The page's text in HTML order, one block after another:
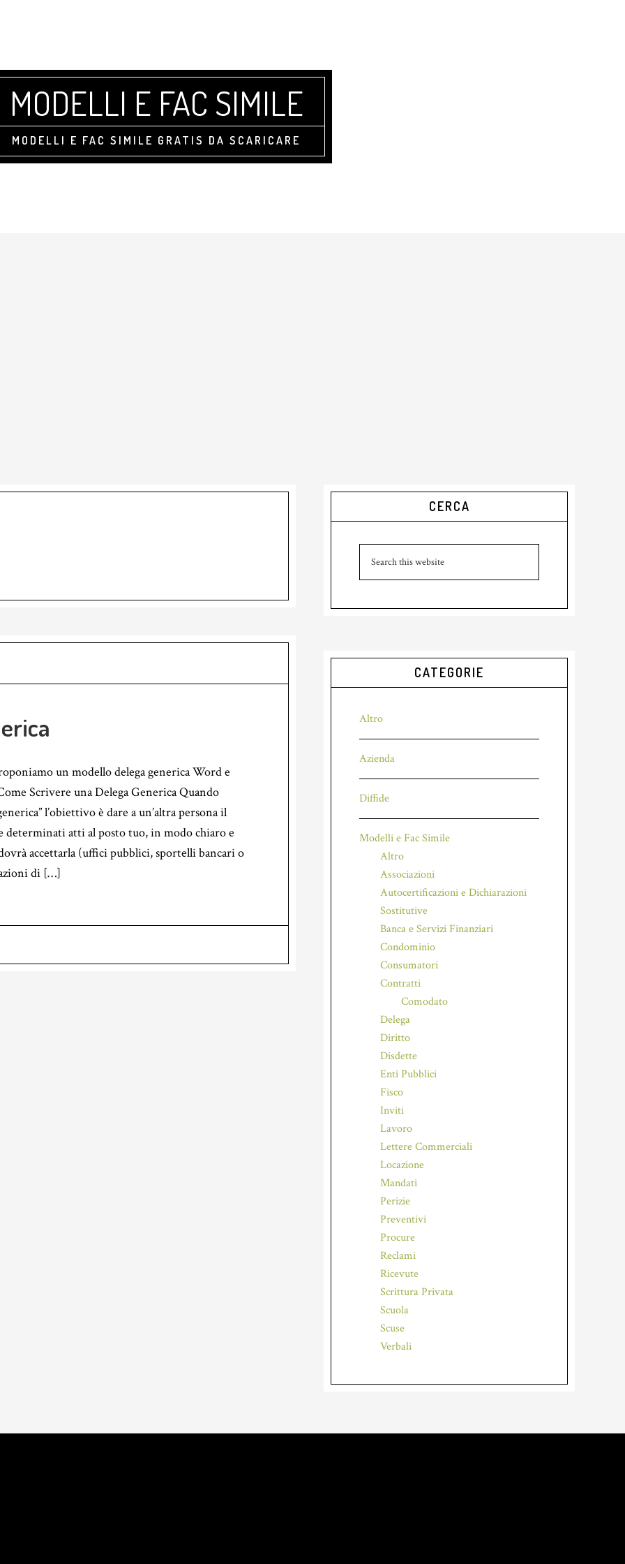
MODELLI E FAC SIMILE
MODELLI E FAC SIMILE GRATIS DA SCARICARE
un modello delega generica Word e
Scrivere una Delega Generica Quando
l’obiettivo è dare a un’altra persona il
determinati atti al posto tuo, in modo chiaro e
accettarla (uffici pubblici, sportelli bancari o
di […]
Primary
Sidebar
CERCA
this
CATEGORIE
Altro
Azienda
Diffide
Modelli e Fac Simile
Altro
Associazioni
Autocertificazioni e Dichiarazioni
Sostitutive
Banca e Servizi Finanziari
Condominio
Consumatori
Contratti
Comodato
Delega
Diritto
Disdette
Enti Pubblici
Fisco
Inviti
Lavoro
Lettere Commerciali
Locazione
Mandati
Perizie
Preventivi
Procure
Reclami
Ricevute
Scrittura Privata
Scuola
Scuse
Verbali